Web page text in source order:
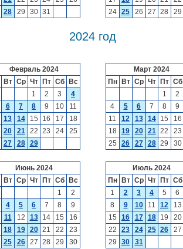
28 29 30 31
24
25 26 27 28 29
2024 год
Февраль 2024
Вт Ср Чт Пт Сб
Вс
1
2 3
4
6 7 8 9 10
11
13 14 15 16 17
18
20 21 22 23 24
25
27 28 29
Март 2024
Пн
Вт Ср Чт Пт Сб
1
2
4
5 6 7 8 9
11
12 13 14 15 16
18
19 20 21 22 23
25
26 27 28 29 30
Июнь 2024
Вт Ср Чт Пт Сб
Вс
1
2
4 5 6 7 8
9
11 12 13 14 15
16
18 19 20 21 22
23
25 26 27 28 29 30
Июль 2024
Пн
Вт Ср Чт Пт Сб
1
2 3 4 5 6
8
9 10 11 12 13
15
16 17 18 19 20
22
23 24 25 26 27
29
30 31